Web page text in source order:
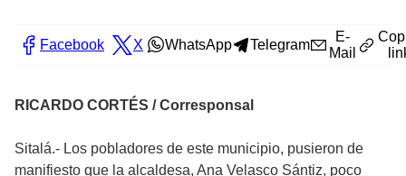
Facebook X WhatsApp Telegram
E-
Mail
RICARDO CORTÉS / Corresponsal
Sitalá.- Los pobladores de este municipio, pusieron de
manifiesto que la alcaldesa, Ana Velasco Sántiz, poco